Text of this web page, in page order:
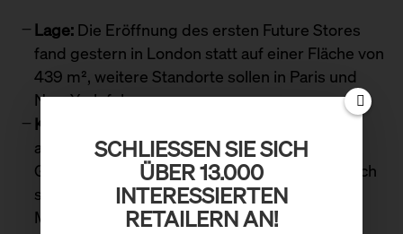
Lage: Die Eröffnung des ersten Future Stores
fand gestern in London statt auf einer Fläche von
439 m², weitere Standorte sollen in Paris und
New York folgen
Konzept:
Die Future Stores sollen die Antwort
auf die Einkaufsgewohnheiten der GenZ und
Gen Alpha sein – ein immersiver Raum, der sich
ständig verändert. Hier sollen wechselnde
Marken in Zukunft mit bunten Bildwelten
SCHLIESSEN SIE SICH Ü
BER 13.000 I
NTERESSIERTEN R
ETAILERN AN!